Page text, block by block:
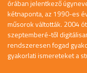
órában jelentkező
kétnaponta, az 1990-es
műsorok váltották. 2004
szeptemberé-től
rendszeresen fogad
gyakorlati ismereteket a